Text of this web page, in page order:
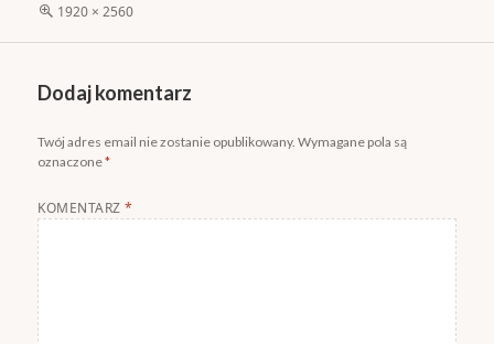
Pełny
1920 × 2560
Dodaj komentarz
Twój adres email nie zostanie opublikowany. Wymagane pola są
oznaczone*
KOMENTARZ*